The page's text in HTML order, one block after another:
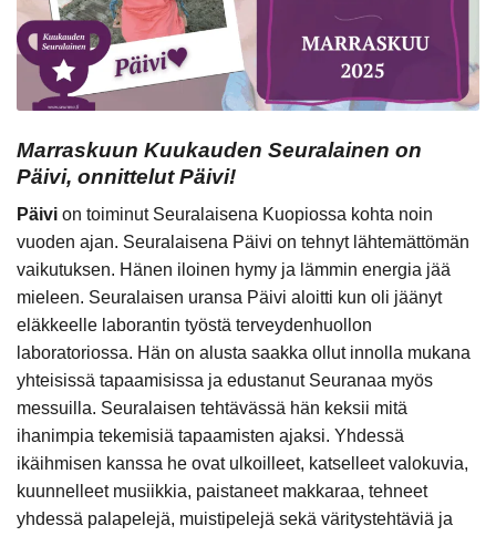
Marraskuun Kuukauden Seuralainen on
Päivi, onnittelut Päivi!
Päivi on toiminut Seuralaisena Kuopiossa kohta noin
vuoden ajan. Seuralaisena Päivi on tehnyt lähtemättömän
vaikutuksen. Hänen iloinen hymy ja lämmin energia jää
mieleen. Seuralaisen uransa Päivi aloitti kun oli jäänyt
eläkkeelle laborantin työstä terveydenhuollon
laboratoriossa. Hän on alusta saakka ollut innolla mukana
yhteisissä tapaamisissa ja edustanut Seuranaa myös
messuilla. Seuralaisen tehtävässä hän keksii mitä
ihanimpia tekemisiä tapaamisten ajaksi. Yhdessä
ikäihmisen kanssa he ovat ulkoilleet, katselleet valokuvia,
kuunnelleet musiikkia, paistaneet makkaraa, tehneet
yhdessä palapelejä, muistipelejä sekä väritystehtäviä ja